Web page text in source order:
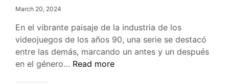
March 20, 2024
En el vibrante paisaje de la industria de los
videojuegos de los años 90, una serie se destacó
entre las demás, marcando un antes y un después
en el género… Fatal
Read more